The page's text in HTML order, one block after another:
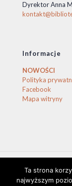
Dyrektor Anna
Informacje
NOWOŚCI
Polityka
Facebook
Mapa witryny
© 2020
Ta strona
najwyższym